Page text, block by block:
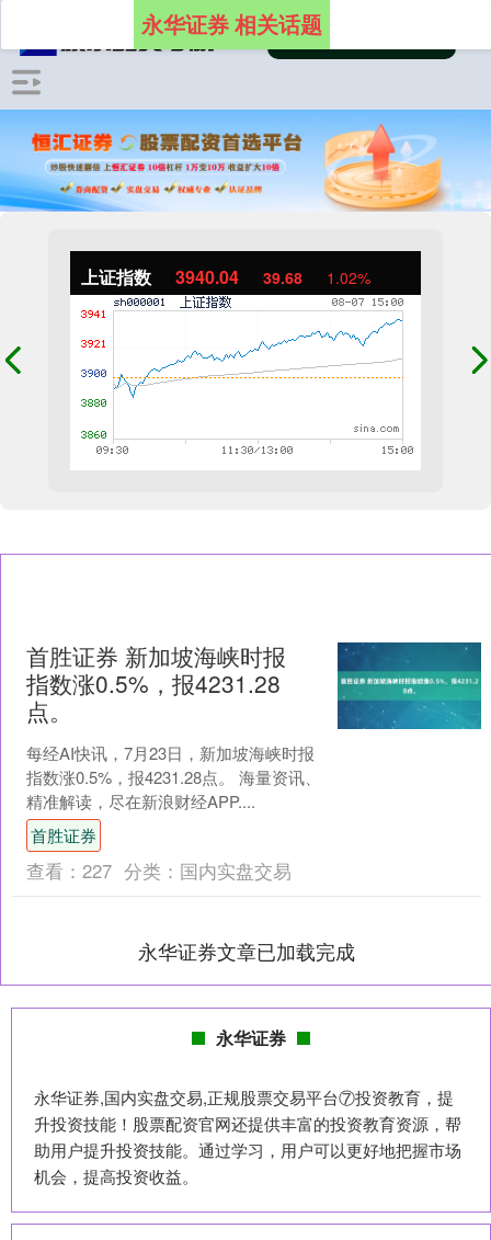
上证指数 3940.04 39.68 1.02%
永华证券 相关话题
首胜证券 新加坡海峡时报
指数涨0.5%，报4231.28
点。
每经AI快讯，7月23日，新加坡海峡时报
指数涨0.5%，报4231.28点。 海量资讯、
精准解读，尽在新浪财经APP....
首胜证券
查看： 227 分类： 国内实盘交易
永华证券文章已加载完成
永华证券
永华证券,国内实盘交易,正规股票交易平台⑦投资教育，提
升投资技能！股票配资官网还提供丰富的投资教育资源，帮
助用户提升投资技能。通过学习，用户可以更好地把握市场
机会，提高投资收益。